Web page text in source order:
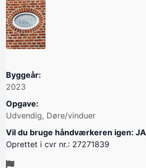
Byggeår:
2023
Opgave:
Udvendig, Døre/vinduer
Vil du bruge håndværkeren igen: JA
Oprettet i cvr nr.: 27271839